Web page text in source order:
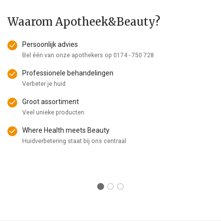
Waarom Apotheek&Beauty?
Persoonlijk advies
Bel één van onze apothekers op 0174 - 750 728
Professionele behandelingen
Verbeter je huid
Groot assortiment
Veel unieke producten
Where Health meets Beauty
Huidverbetering staat bij ons centraal